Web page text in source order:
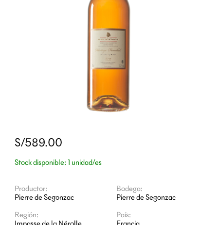
S/589.00
Stock disponible: 1 unidad/es
Productor:
Pierre de Segonzac
Bodega:
Pierre de Segonzac
Región:
País: